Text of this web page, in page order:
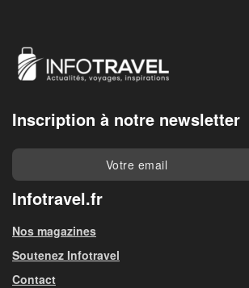
Inscription à notre newsletter
Infotravel.fr
Nos magazines
Soutenez Infotravel
Contact